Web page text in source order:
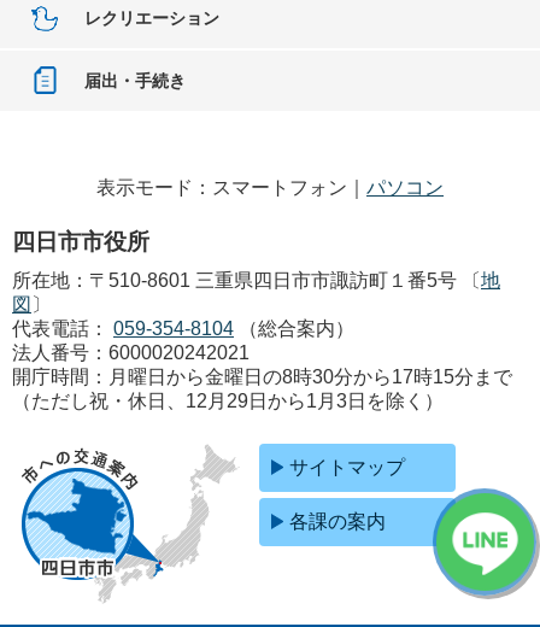
レクリエーション
届出・手続き
表示モード：スマートフォン｜ パソコン
四日市市役所
所在地：〒510-8601 三重県四日市市諏訪町１番5号 〔地
図 〕
代表電話：
059-354-8104
（総合案内）
法人番号：6000020242021
開庁時間：月曜日から金曜日の8時30分から17時15分まで
（ただし祝・休日、12月29日から1月3日を除く）
サイトマップ
各課の案内